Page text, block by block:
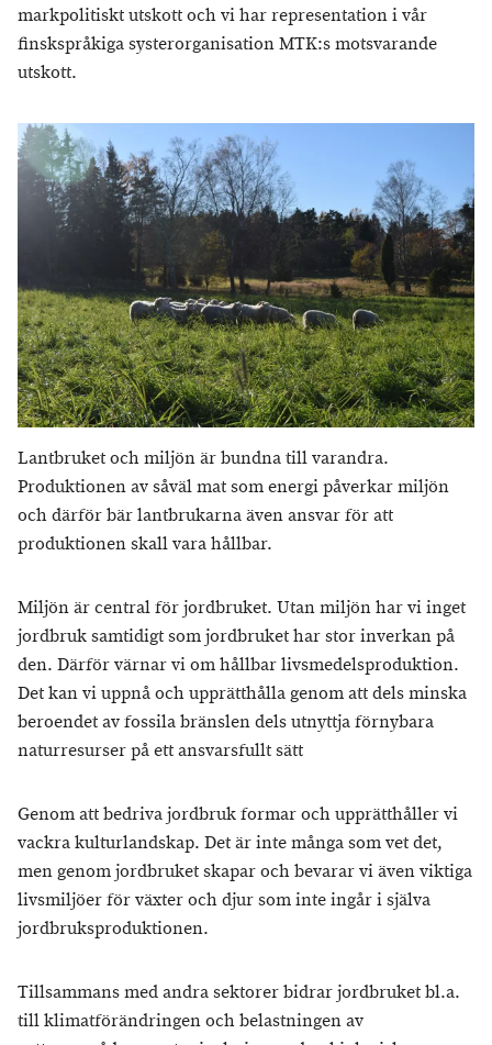
markpolitiskt utskott och vi har representation i vår
finskspråkiga systerorganisation MTK:s motsvarande
utskott.
Lantbruket och miljön är bundna till varandra.
Produktionen av såväl mat som energi påverkar miljön
och därför bär lantbrukarna även ansvar för att
produktionen skall vara hållbar.
Miljön är central för jordbruket. Utan miljön har vi inget
jordbruk samtidigt som jordbruket har stor inverkan på
den. Därför värnar vi om hållbar livsmedelsproduktion.
Det kan vi uppnå och upprätthålla genom att dels minska
beroendet av fossila bränslen dels utnyttja förnybara
naturresurser på ett ansvarsfullt sätt
Genom att bedriva jordbruk formar och upprätthåller vi
vackra kulturlandskap. Det är inte många som vet det,
men genom jordbruket skapar och bevarar vi även viktiga
livsmiljöer för växter och djur som inte ingår i själva
jordbruksproduktionen.
Tillsammans med andra sektorer bidrar jordbruket bl.a.
till klimatförändringen och belastningen av